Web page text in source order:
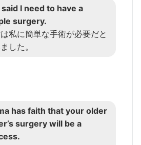
said I need to have a
surgery.
私に簡単な手術が必要だと
した。
has faith that your older
surgery will be a